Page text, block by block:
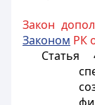
Закон
Законом РК
Статья